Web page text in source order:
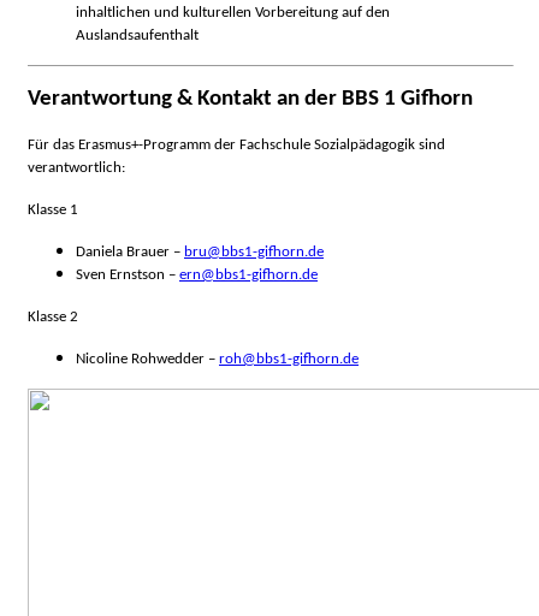
inhaltlichen und kulturellen Vorbereitung auf den
Auslandsaufenthalt
Verantwortung & Kontakt an der BBS 1 Gifhorn
Für das Erasmus+-Programm der Fachschule Sozialpädagogik sind
verantwortlich:
Klasse 1
Daniela Brauer – bru@bbs1-gifhorn.de
Sven Ernstson – ern@bbs1-gifhorn.de
Klasse 2
Nicoline Rohwedder – roh@bbs1-gifhorn.de